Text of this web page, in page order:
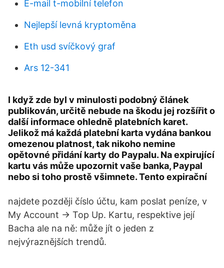
E-mail t-mobilní telefon
Nejlepší levná kryptoměna
Eth usd svíčkový graf
Ars 12-341
I když zde byl v minulosti podobný článek
publikován, určitě nebude na škodu jej rozšířit o
další informace ohledně platebních karet.
Jelikož má každá platební karta vydána bankou
omezenou platnost, tak nikoho nemine
opětovné přidání karty do Paypalu. Na expirující
kartu vás může upozornit vaše banka, Paypal
nebo si toho prostě všimnete. Tento expirační
najdete později číslo účtu, kam poslat peníze, v
My Account → Top Up. Kartu, respektive její
Bacha ale na ně: může jít o jeden z
nejvýraznějších trendů.